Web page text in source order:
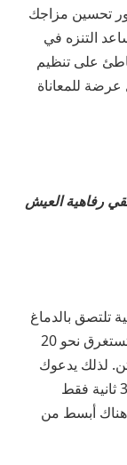
تحسين مزاجك
التنزه في
على تنظيم
عرضة للمعاناة
لتحققي رفاهية العيش
تلتصق بالدماغ
في ميكروثانية في حين أن التجارب الإيجابية تستغرق نحو 20
لذلك يدعوك
الخبراء للتركيز على التجارب الإيجابية لمدة 30 ثانية فقط
هناك أبسط من